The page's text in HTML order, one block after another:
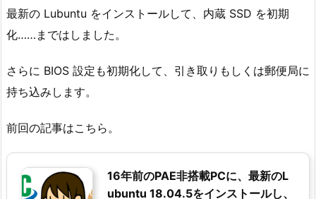
最新の Lubuntu をインストールして、内蔵 SSD を初期
化……まではしました。
さらに BIOS 設定も初期化して、引き取りもしくは郵便局に
持ち込みします。
前回の記事はこちら。
16年前のPAE非搭載PCに、最新のL
ubuntu 18.04.5をインストールし、